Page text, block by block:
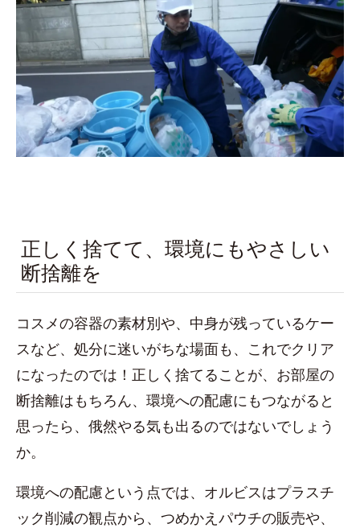
正しく捨てて、環境にもやさしい
断捨離を
コスメの容器の素材別や、中身が残っているケー
スなど、処分に迷いがちな場面も、これでクリア
になったのでは！正しく捨てることが、お部屋の
断捨離はもちろん、環境への配慮にもつながると
思ったら、俄然やる気も出るのではないでしょう
か。
環境への配慮という点では、オルビスはプラスチ
ック削減の観点から、つめかえパウチの販売や、